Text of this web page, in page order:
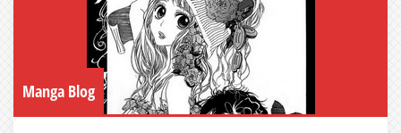
Manga Blog